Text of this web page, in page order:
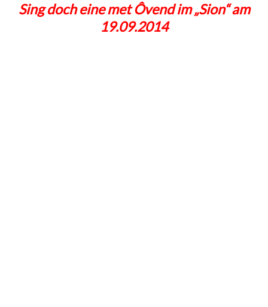
Sing doch eine met Ôvend im „Sion“ am
19.09.2014